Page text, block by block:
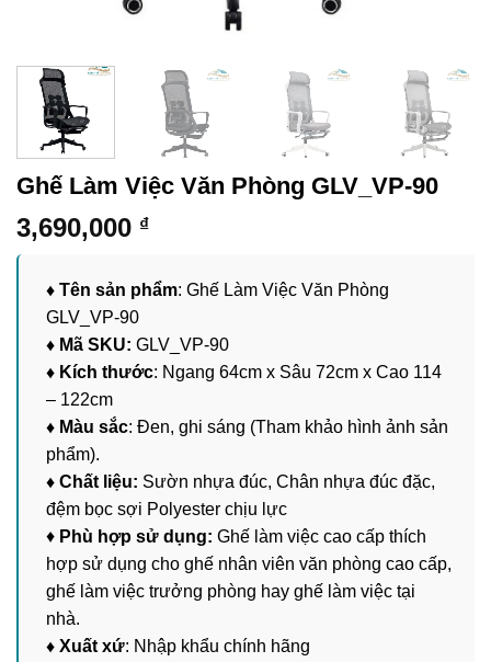
Ghế Làm Việc Văn Phòng GLV_VP-90
3,690,000 ₫
♦ Tên sản phẩm: Ghế Làm Việc Văn Phòng
GLV_VP-90
♦ Mã SKU: GLV_VP-90
♦ Kích thước: Ngang 64cm x Sâu 72cm x Cao 114
– 122cm
♦ Màu sắc: Đen, ghi sáng (Tham khảo hình ảnh sản
phẩm).
♦ Chất liệu: Sườn nhựa đúc, Chân nhựa đúc đặc,
đệm bọc sợi Polyester chịu lực
♦ Phù hợp sử dụng: Ghế làm việc cao cấp thích
hợp sử dụng cho ghế nhân viên văn phòng cao cấp,
ghế làm việc trưởng phòng hay ghế làm việc tại
nhà.
♦ Xuất xứ: Nhập khẩu chính hãng